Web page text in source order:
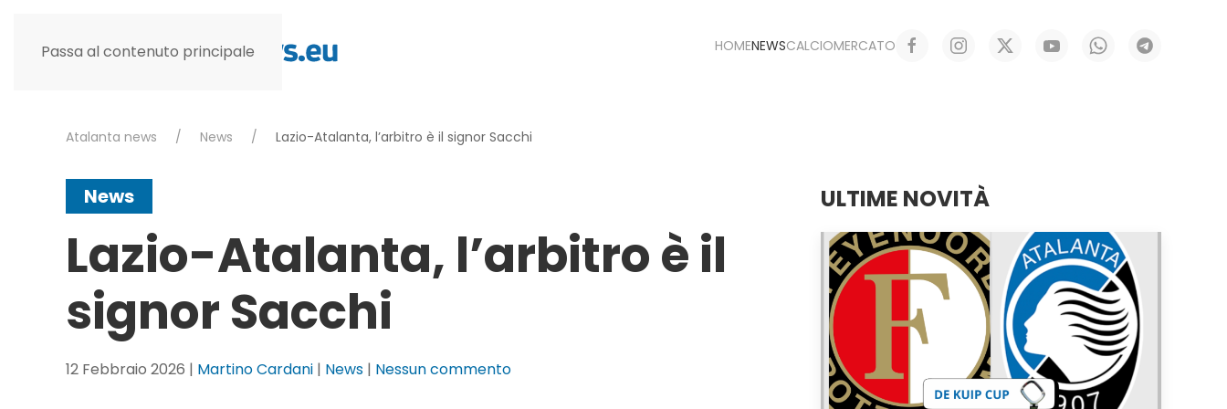
Passa al contenuto principale HOMENEWSCALCIOMERCATO
Atalanta news News Lazio-Atalanta, l’arbitro è il signor Sacchi
News
Lazio-Atalanta, l’arbitro è il
signor Sacchi
12 Febbraio 2026 | Martino Cardani | News | Nessun commentosu
ULTIME NOVITÀ